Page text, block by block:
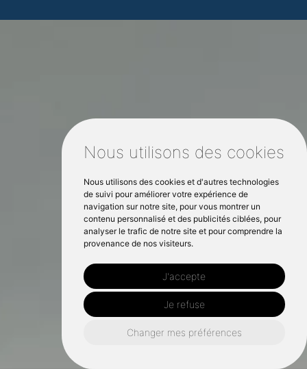
Nous utilisons des cookies
Nous utilisons des cookies et d'autres technologies
de suivi pour améliorer votre expérience de
navigation sur notre site, pour vous montrer un
contenu personnalisé et des publicités ciblées, pour
analyser le trafic de notre site et pour comprendre la
provenance de nos visiteurs.
J'accepte
Je refuse
Changer mes préférences